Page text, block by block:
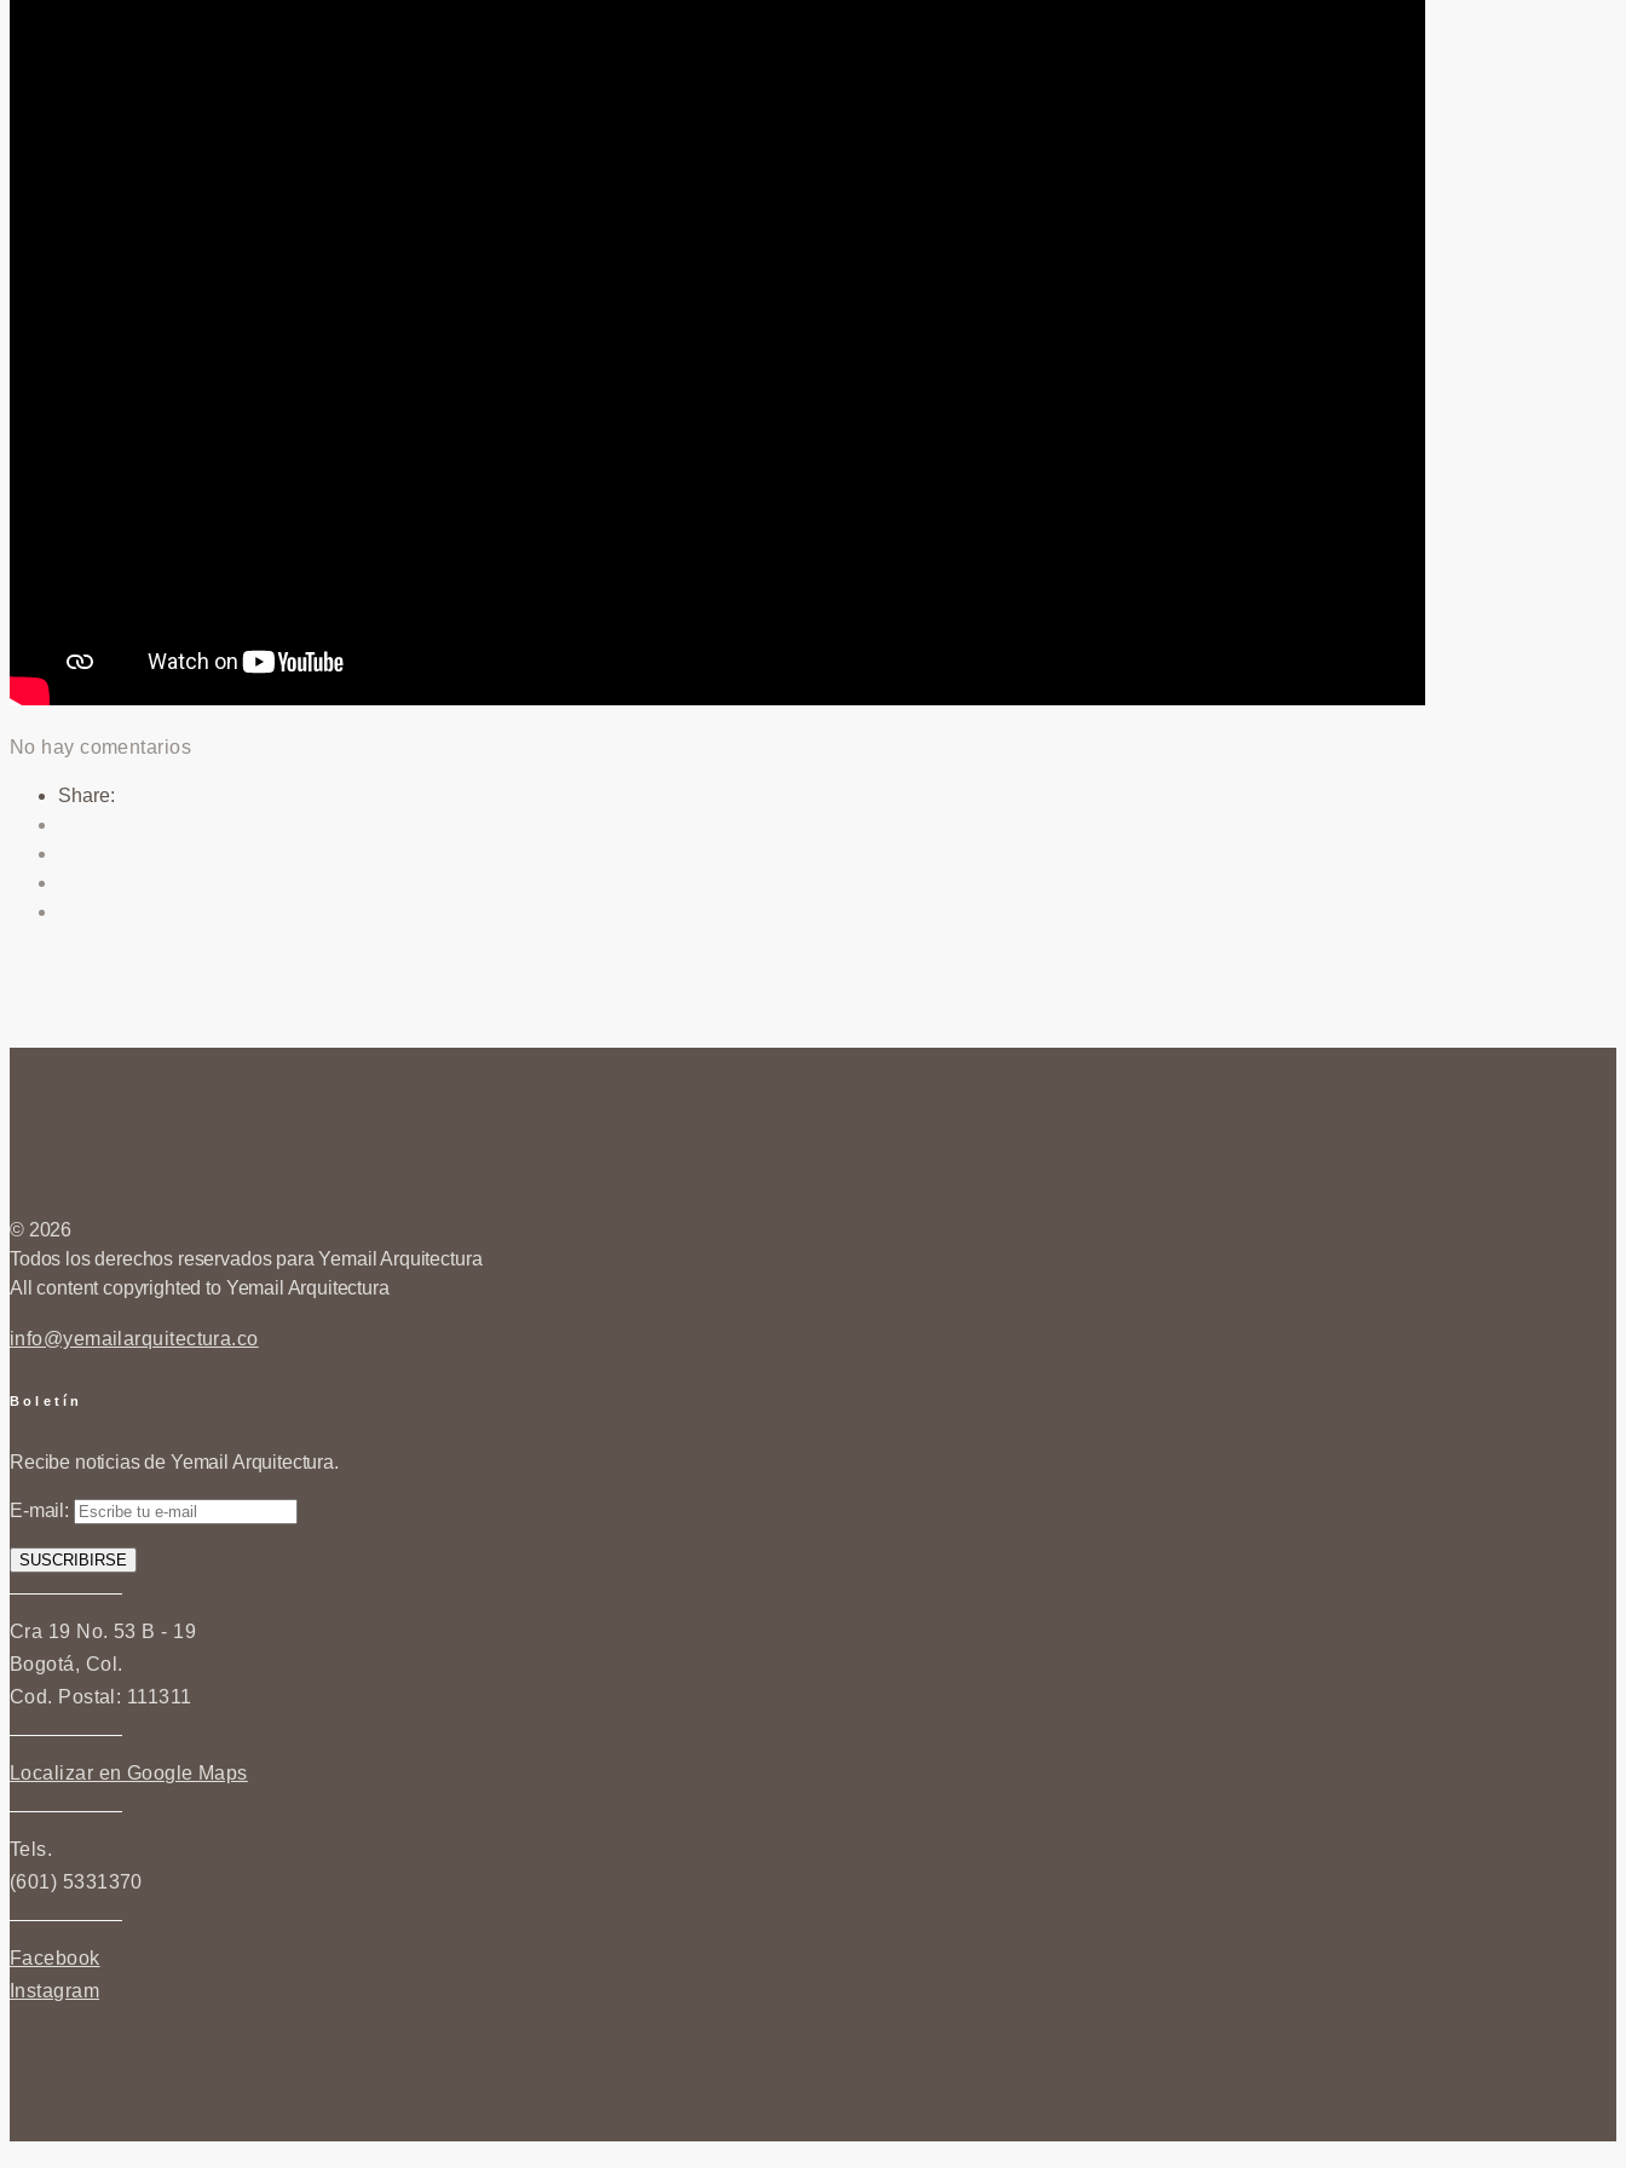
No hay comentarios
Share:
© 2026
Todos los derechos reservados para Yemail Arquitectura
All content copyrighted to Yemail Arquitectura
info@yemailarquitectura.co
Boletín
Recibe noticias de Yemail Arquitectura.
E-mail:
Cra 19 No. 53 B - 19
Bogotá, Col.
Cod. Postal: 111311
Localizar en Google Maps
Tels.
(601) 5331370
Facebook
Instagram